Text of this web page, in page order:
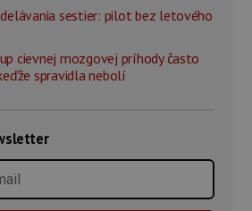
sestier: pilot bez letového
cievnej mozgovej príhody často
spravidla nebolí